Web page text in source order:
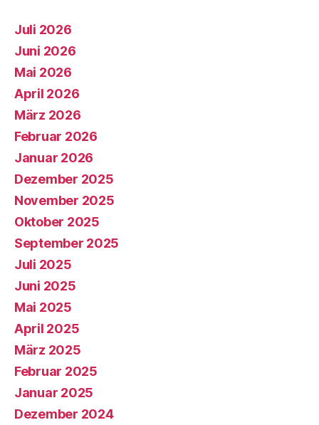
Juli 2026
Juni 2026
Mai 2026
April 2026
März 2026
Februar 2026
Januar 2026
Dezember 2025
November 2025
Oktober 2025
September 2025
Juli 2025
Juni 2025
Mai 2025
April 2025
März 2025
Februar 2025
Januar 2025
Dezember 2024